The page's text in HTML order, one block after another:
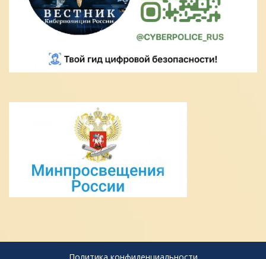
Политика конфиденциальности